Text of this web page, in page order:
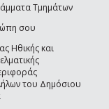
Τμημάτων
σου
Ηθικής και
του Δημόσιου